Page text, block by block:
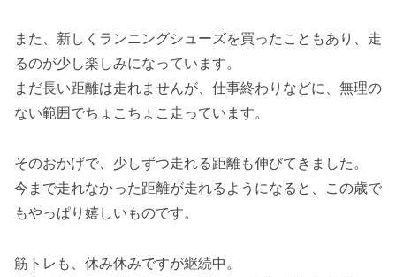
また、新しくランニングシューズを買ったこともあり、走
るのが少し楽しみになっています。
まだ長い距離は走れませんが、仕事終わりなどに、無理の
ない範囲でちょこちょこ走っています。
そのおかげで、少しずつ走れる距離も伸びてきました。
今まで走れなかった距離が走れるようになると、この歳で
もやっぱり嬉しいものです。
筋トレも、休み休みですが継続中。